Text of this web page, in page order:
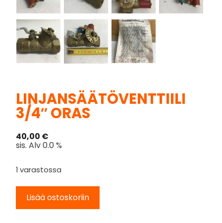
LINJANSÄÄTÖVENTTIILI
3/4″ ORAS
40,00 €
sis. Alv 0.0 %
1 varastossa
Lisää ostoskoriin